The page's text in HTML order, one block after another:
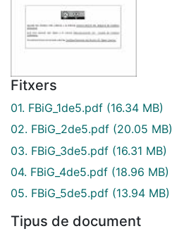
Fitxers
01. FBiG_1de5.pdf (16.34 MB)
02. FBiG_2de5.pdf (20.05 MB)
03. FBiG_3de5.pdf (16.31 MB)
04. FBiG_4de5.pdf (18.96 MB)
05. FBiG_5de5.pdf (13.94 MB)
Tipus de document